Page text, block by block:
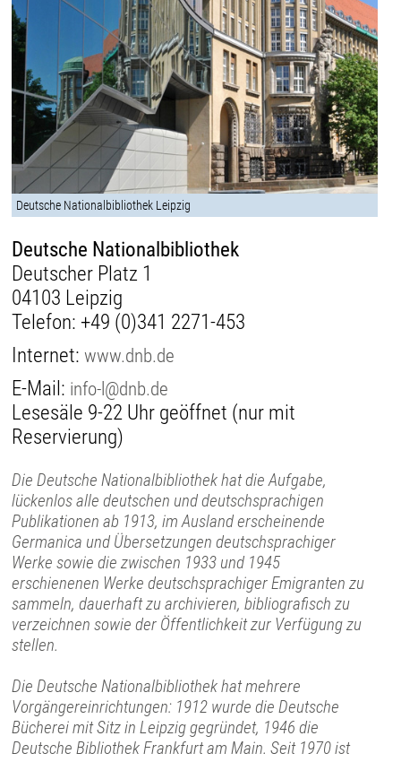
Deutsche Nationalbibliothek Leipzig
Deutsche Nationalbibliothek
Deutscher Platz 1
04103 Leipzig
Telefon: +49 (0)341 2271-453
Internet:www.dnb.de
E-Mail: info-l@dnb.de
Lesesäle 9-22 Uhr geöffnet (nur mit
Reservierung)
Die Deutsche Nationalbibliothek hat die Aufgabe,
lückenlos alle deutschen und deutschsprachigen
Publikationen ab 1913, im Ausland erscheinende
Germanica und Übersetzungen deutschsprachiger
Werke sowie die zwischen 1933 und 1945
erschienenen Werke deutschsprachiger Emigranten zu
sammeln, dauerhaft zu archivieren, bibliografisch zu
verzeichnen sowie der Öffentlichkeit zur Verfügung zu
stellen.
Die Deutsche Nationalbibliothek hat mehrere
Vorgängereinrichtungen: 1912 wurde die Deutsche
Bücherei mit Sitz in Leipzig gegründet, 1946 die
Deutsche Bibliothek Frankfurt am Main. Seit 1970 ist